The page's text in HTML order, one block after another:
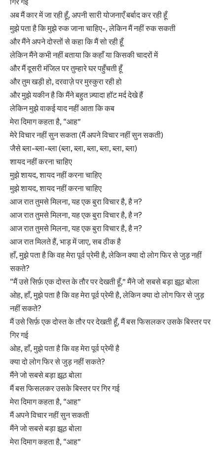
अब मैं कार में जा रही हूँ, अपनी सारी योजनाएँ बर्बाद कर रही हूँ
मुझे पता है कि मुझे रुक जाना चाहिए-, लेकिन मैं नहीं रुक सकती
और मैंने अपने दोस्तों से कहा कि मैं सो रही हूँ
लेकिन मैंने कभी नहीं बताया कि कहाँ या किसकी चादरों में
और मैं दूसरी मंजिल पर तुम्हारे घर पहुँचती हूँ
और तुम खड़ी हो, दरवाज़े पर मुस्कुरा रही हो
और मुझे यकीन है कि मैंने बहुत ज़्यादा हॉट मर्द देखे हैं
लेकिन मुझे वाकई याद नहीं आता कि कब
मेरा दिमाग कहता है, “आह”
मेरे विचार नहीं सुन सकता (मैं अपने विचार नहीं सुन सकती)
जैसे ब्ला-ब्ला-ब्ला (ब्ला, ब्ला, ब्ला, ब्ला, ब्ला, ब्ला)
शायद नहीं करना चाहिए
मुझे शायद, शायद नहीं करना चाहिए
मुझे शायद, शायद नहीं करना चाहिए
आज रात तुमसे मिलना, यह एक बुरा विचार है, है न?
आज रात तुमसे मिलना, यह एक बुरा विचार है, है न?
आज रात तुमसे मिलना, यह एक बुरा विचार है, है न?
आज रात मिलते हैं, भाड़ में जाए, सब ठीक है
हाँ, मुझे पता है कि वह मेरा पूर्व प्रेमी है, लेकिन क्या दो लोग फिर से जुड़ नहीं
सकते?
“मैं उसे सिर्फ़ एक दोस्त के तौर पर देखती हूँ,” मैंने जो सबसे बड़ा झूठ बोला
ओह, हाँ, मुझे पता है कि वह मेरा पूर्व प्रेमी है, लेकिन क्या दो लोग फिर से जुड़
नहीं सकते?
मैं उसे सिर्फ़ एक दोस्त के तौर पर देखती हूँ, मैं बस फिसलकर उसके बिस्तर पर
गिर गई
ओह, हाँ, मुझे पता है कि वह मेरा पूर्व प्रेमी है
क्या दो लोग फिर से जुड़ नहीं सकते?
मैंने जो सबसे बड़ा झूठ बोला
मैं बस फिसलकर उसके बिस्तर पर गिर गई
मेरा दिमाग कहता है, “आह”
मैं अपने विचार नहीं सुन सकती
मैंने जो सबसे बड़ा झूठ बोला
मेरा दिमाग कहता है, “आह”